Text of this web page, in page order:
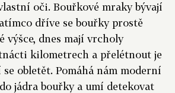
oči. Bouřkové mraky bývají
dříve se bouřky prostě
výšce, dnes mají vrcholy
kilometrech a přelétnout je
se obletět. Pomáhá nám moderní
jádra bouřky a umí detekovat